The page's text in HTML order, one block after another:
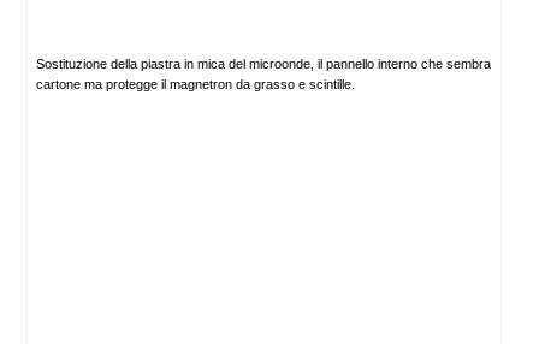
Sostituzione della piastra in mica del microonde, il pannello interno che sembra
cartone ma protegge il magnetron da grasso e scintille.